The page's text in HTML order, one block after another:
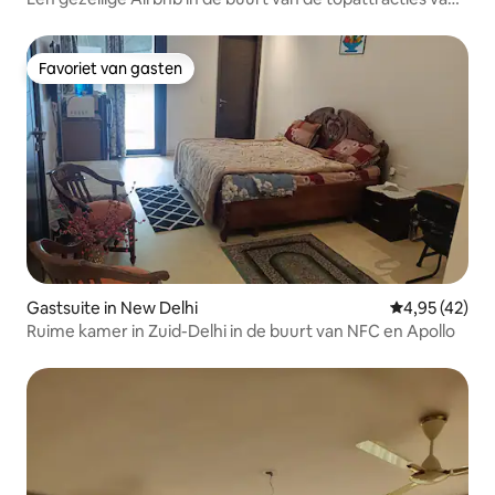
Favoriet van gasten
Favoriet van gasten
Gastsuite in New Delhi Gemiddelde
4,95 (42)
Ruime kamer in Zuid-Delhi in de buurt van NFC en Apollo